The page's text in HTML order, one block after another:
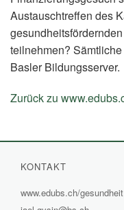
Austauschtreffen des
teilnehmen?
Basler Bildungsserver.
Zurück zu
KONTAKT
www.edubs.ch/gesundheit